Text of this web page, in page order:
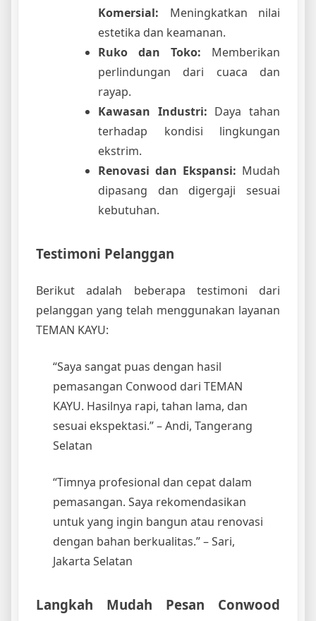
Komersial: Meningkatkan nilai
estetika dan keamanan.
Ruko dan Toko: Memberikan
perlindungan dari cuaca dan
rayap.
Kawasan Industri: Daya tahan
terhadap kondisi lingkungan
ekstrim.
Renovasi dan Ekspansi: Mudah
dipasang dan digergaji sesuai
kebutuhan.
Testimoni Pelanggan
Berikut adalah beberapa testimoni dari
pelanggan yang telah menggunakan layanan
TEMAN KAYU:
“Saya sangat puas dengan hasil
pemasangan Conwood dari TEMAN
KAYU. Hasilnya rapi, tahan lama, dan
sesuai ekspektasi.” – Andi, Tangerang
Selatan
“Timnya profesional dan cepat dalam
pemasangan. Saya rekomendasikan
untuk yang ingin bangun atau renovasi
dengan bahan berkualitas.” – Sari,
Jakarta Selatan
Langkah Mudah Pesan Conwood